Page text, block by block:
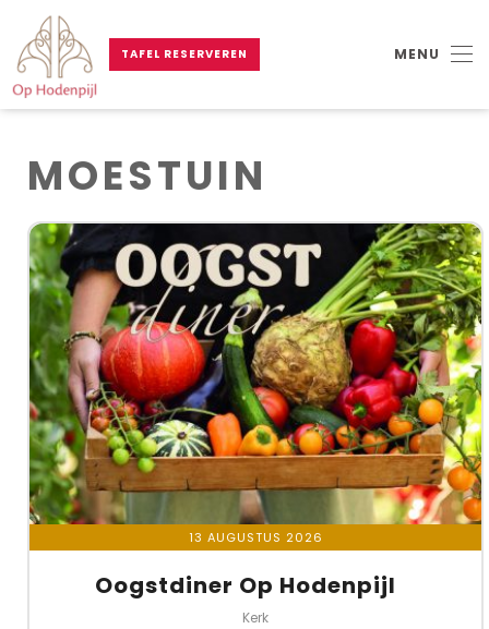
Skip to main content
TAFEL RESERVEREN MENU
MOESTUIN
13 AUGUSTUS 2026
Oogstdiner Op Hodenpijl
Kerk